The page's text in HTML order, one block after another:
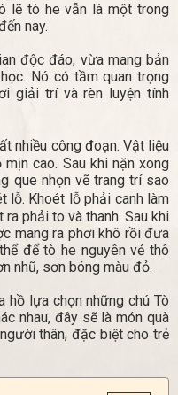
lẽ tò he vẫn là một trong
nay.
độc đáo, vừa mang bản
Nó có tầm quan trọng
giải trí và rèn luyện tính
nhiều công đoạn. Vật liệu
cao. Sau khi nặn xong
que nhọn vẽ trang trí sao
lỗ. Khoét lỗ phải canh làm
phải to và thanh. Sau khi
mang ra phơi khô rồi đưa
để tò he nguyên vẻ thô
nhũ, sơn bóng màu đỏ.
hồ lựa chọn những chú Tò
nhau, đây sẽ là món quà
thân, đặc biệt cho trẻ